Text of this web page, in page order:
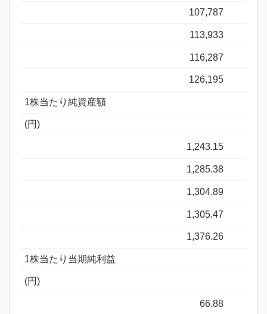
107,787
113,933
116,287
126,195
1株当たり純資産額
(円)
1,243.15
1,285.38
1,304.89
1,305.47
1,376.26
1株当たり当期純利益
(円)
66.88